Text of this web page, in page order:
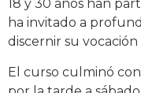
18 y 30 años han
ha invitado a
discernir su vocación
El curso culminó